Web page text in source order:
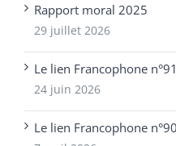
Rapport moral 2025
29 juillet 2026
Le lien Francophone
24 juin 2026
Le lien Francophone